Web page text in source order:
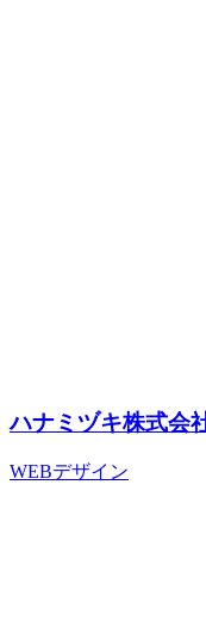
ハナミヅキ株式会
WEBデザイン